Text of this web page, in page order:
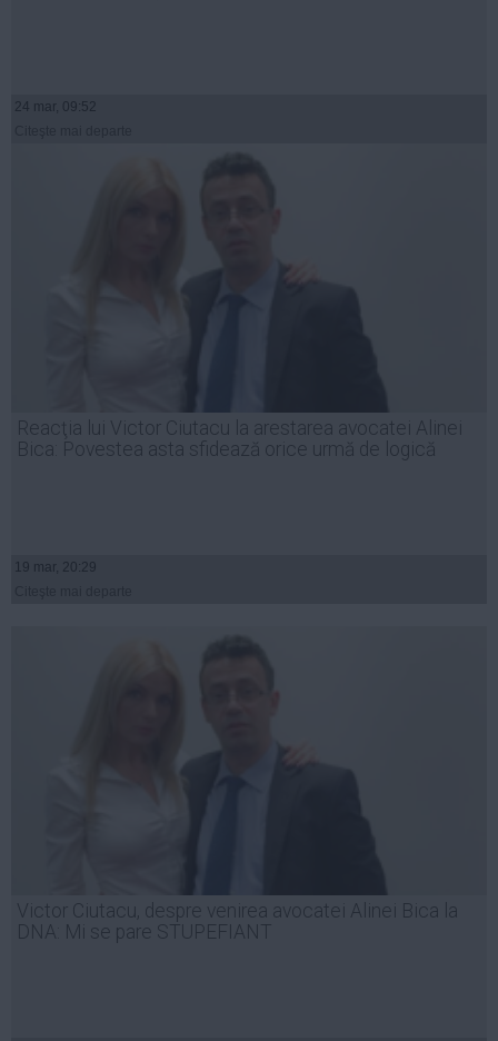
24 mar, 09:52
Reacţia lui Victor Ciutacu la arestarea avocatei Alinei
Bica: Povestea asta sfidează orice urmă de logică
19 mar, 20:29
Victor Ciutacu, despre venirea avocatei Alinei Bica la
DNA: Mi se pare STUPEFIANT